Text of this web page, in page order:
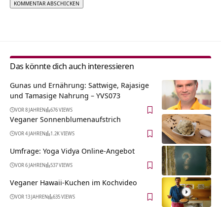
Das könnte dich auch interessieren
Gunas und Ernährung: Sattwige, Rajasige
und Tamasige Nahrung – YVS073
VOR 8 JAHREN 676 VIEWS
Veganer Sonnenblumenaufstrich
VOR 4 JAHREN 1.2K VIEWS
Umfrage: Yoga Vidya Online-Angebot
VOR 6 JAHREN 537 VIEWS
Veganer Hawaii-Kuchen im Kochvideo
VOR 13 JAHREN 635 VIEWS